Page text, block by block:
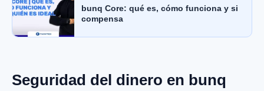
bunq Core: qué es, cómo funciona y si
compensa
Seguridad del dinero en bunq